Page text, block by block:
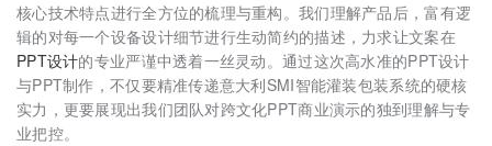
核心技术特点进行全方位的梳理与重构。我们理解产品后，富有逻
辑的对每一个设备设计细节进行生动简约的描述，力求让文案在
PPT设计的专业严谨中透着一丝灵动。通过这次高水准的PPT设计
与PPT制作，不仅要精准传递意大利SMI智能灌装包装系统的硬核
实力，更要展现出我们团队对跨文化PPT商业演示的独到理解与专
业把控。